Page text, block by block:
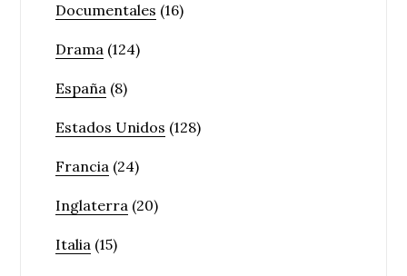
Documentales (16)
Drama (124)
España (8)
Estados Unidos (128)
Francia (24)
Inglaterra (20)
Italia (15)